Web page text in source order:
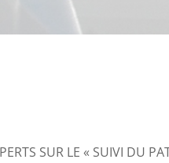
SUR LE « SUIVI DU